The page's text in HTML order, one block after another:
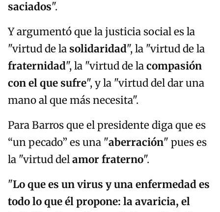
saciados".
Y argumentó que la justicia social es la
"virtud de la solidaridad", la "virtud de la
fraternidad", la "virtud de lacompasión
con el que sufre", y la "virtud del dar una
mano al que más necesita".
Para Barros que el presidente diga que es
“un pecado” es una "aberración" pues es
la "virtud delamor fraterno".
"Loque es un virus y una enfermedad es
todo lo que él propone: la avaricia, el